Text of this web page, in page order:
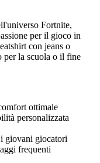
Fortnite,
per il gioco in
con jeans o
per la scuola o il fine
ottimale
personalizzata
giovani giocatori
frequenti